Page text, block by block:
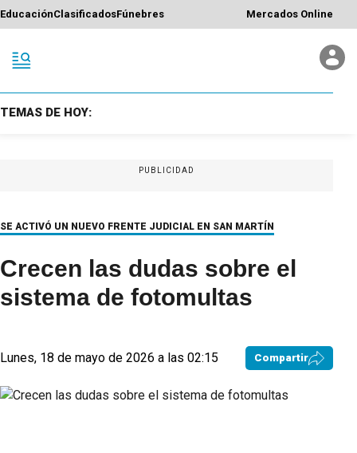
EducaciónClasificadosFúnebres Mercados Online
TEMAS DE HOY:
PUBLICIDAD
SE ACTIVÓ UN NUEVO FRENTE JUDICIAL EN SAN MARTÍN
Crecen las dudas sobre el
sistema de fotomultas
Lunes, 18 de mayo de 2026 a las 02:15 Compartir